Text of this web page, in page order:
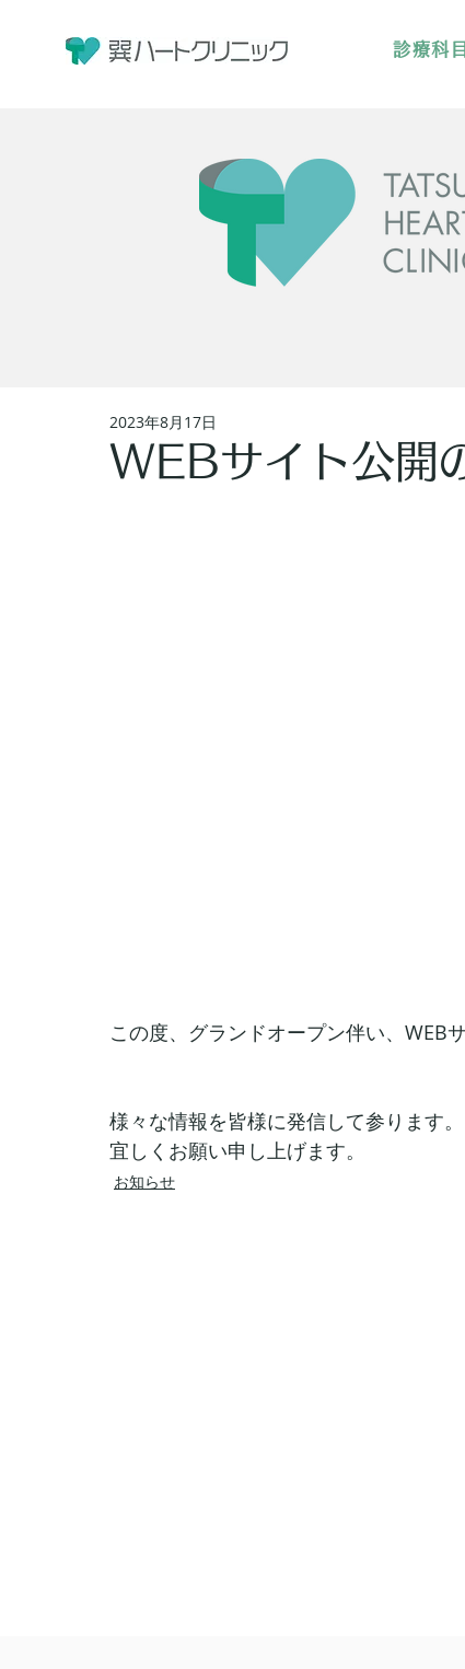
診療科目
WEBサイト公開
2023年8月17日
この度、グランドオープン伴い、WEB
様々な情報を皆様に発信して参ります
宜しくお願い申し上げます。
お知らせ